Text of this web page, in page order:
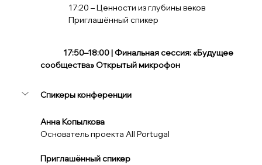
17:20 – Ценности из глубины веков
Приглашённый спикер
   17:50–18:00 | Финальная сессия: «Будущее
сообщества» Открытый микрофон
Спикеры конференции
Анна Копылкова
Основатель проекта All Portugal
Приглашённый спикер